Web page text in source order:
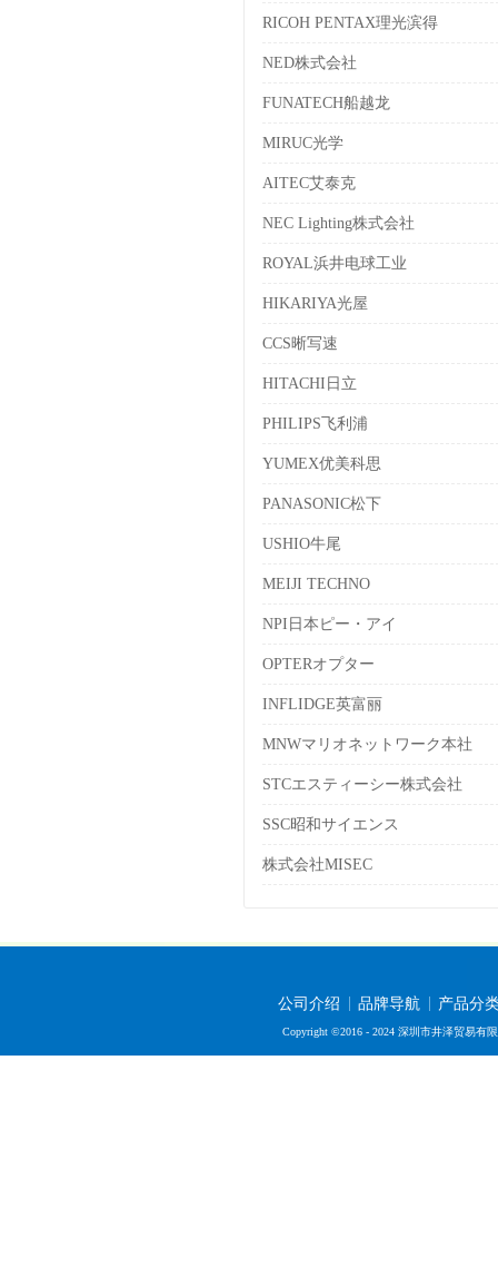
RICOH PENTAX理光滨得
NED株式会社
FUNATECH船越龙
MIRUC光学
AITEC艾泰克
NEC Lighting株式会社
ROYAL浜井电球工业
HIKARIYA光屋
CCS晰写速
HITACHI日立
PHILIPS飞利浦
YUMEX优美科思
PANASONIC松下
USHIO牛尾
MEIJI TECHNO
NPI日本ピー・アイ
OPTERオプター
INFLIDGE英富丽
MNWマリオネットワーク本社
STCエスティーシー株式会社
SSC昭和サイエンス
株式会社MISEC
公司介绍 品牌导航 产品分
Copyright ©2016 - 2024 深圳市井泽贸易有